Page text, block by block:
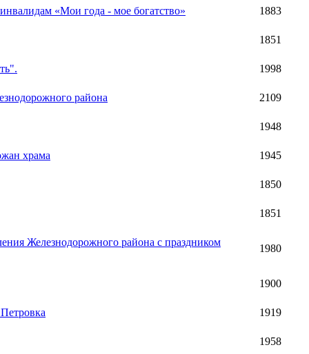
«Мои года - мое богатство» 1883
1851
1998
района 2109
1948
храма 1945
1850
1851
Железнодорожного района с праздником
1980
1900
1919
1958